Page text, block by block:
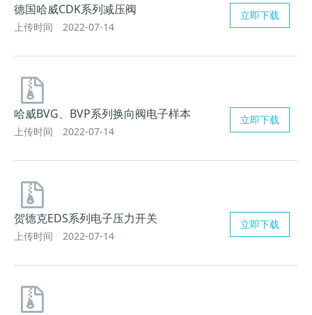
立即下载
德国哈威CDK系列减压阀
上传时间 2022-07-14
立即下载
哈威BVG、BVP系列换向阀电子样本
上传时间 2022-07-14
立即下载
贺德克EDS系列电子压力开关
上传时间 2022-07-14